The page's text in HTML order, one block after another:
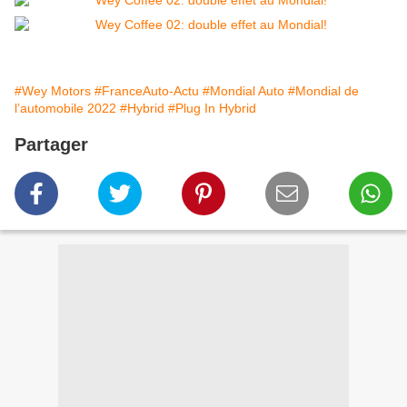
#Wey Motors #FranceAuto-Actu #Mondial Auto #Mondial de
l’automobile 2022 #Hybrid #Plug In Hybrid
Partager